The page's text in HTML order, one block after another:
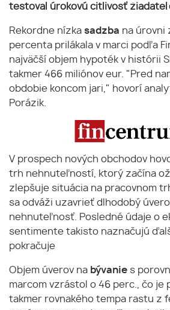
testoval úrokovú citlivosť
Rekordne nízka sadzba na úrovni
percenta prilákala v marci podľa
najväčší objem hypoték v histórii
takmer 466 miliónov eur. "Pred
obdobie koncom jari," hovorí
Porázik.
V prospech nových obchodov
trh nehnuteľností, ktorý začína
zlepšuje situácia na pracovnom
sa odváži uzavrieť dlhodobý
nehnuteľnosť. Posledné údaje o
sentimente takisto naznačujú
pokračuje
Objem úverov na bývanie s
marcom vzrástol o 46 perc., čo je
takmer rovnakého tempa rastu z